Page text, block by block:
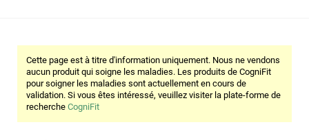
Cette page est à titre d'information uniquement. Nous ne vendons
aucun produit qui soigne les maladies. Les produits de CogniFit
pour soigner les maladies sont actuellement en cours de
validation. Si vous êtes intéressé, veuillez visiter la plate-forme de
rechercheCogniFit